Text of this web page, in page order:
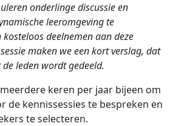
onderlinge discussie en
leeromgeving te
deelnemen aan deze
maken we een kort verslag, dat
leden wordt gedeeld.
keren per jaar bijeen om
de kennissessies te bespreken en
te selecteren.